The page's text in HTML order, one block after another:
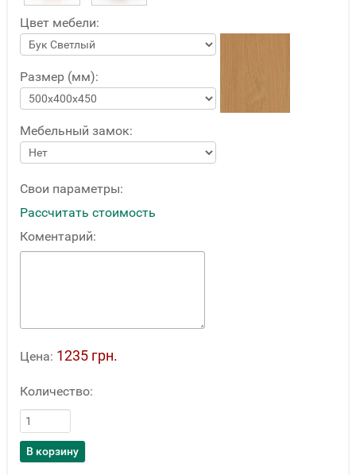
Цвет мебели:
Размер (мм):
Мебельный замок:
Свои параметры:
Рассчитать стоимость
Коментарий:
Цена: 1235 грн.
Количество: